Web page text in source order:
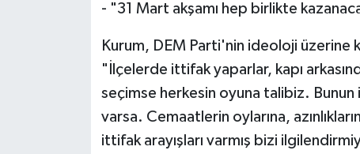
- "31 Mart akşamı hep birlikte
Kurum, DEM Parti'nin ideoloji
"İlçelerde ittifak yaparlar, kapı
seçimse herkesin oyuna talibiz.
varsa. Cemaatlerin oylarına,
ittifak arayışları varmış bizi